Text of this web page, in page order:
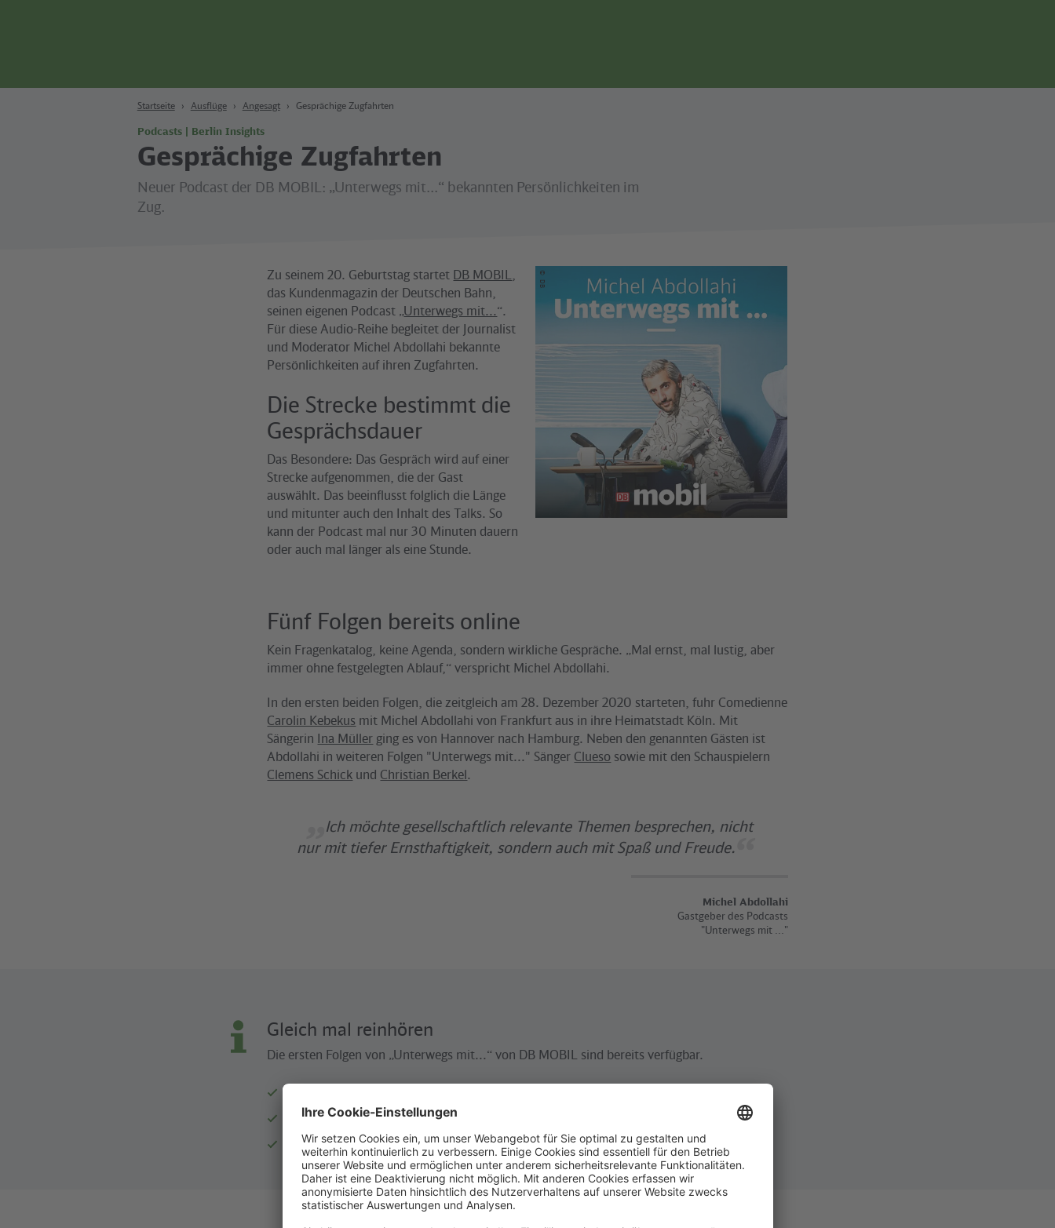
Startseite Ausflüge Angesagt Gesprächige Zugfahrten
Podcasts | Berlin Insights
Gesprächige Zugfahrten
Neuer Podcast der DB MOBIL: „Unterwegs mit...“ bekannten Persönlichkeiten im
Zug.
©
DB
Zu seinem 20. Geburtstag startet DB MOBIL
das Kundenmagazin der Deutschen Bahn,
seinen eigenen Podcast „Unterwegs mit...“.
Für diese Audio-Reihe begleitet der Journalist
und Moderator Michel Abdollahi bekannte
Persönlichkeiten auf ihren Zugfahrten.
Die Strecke bestimmt die
Gesprächsdauer
Das Besondere: Das Gespräch wird auf einer
Strecke aufgenommen, die der Gast
auswählt. Das beeinflusst folglich die Länge
und mitunter auch den Inhalt des Talks. So
kann der Podcast mal nur 30 Minuten dauern
oder auch mal länger als eine Stunde.
Fünf Folgen bereits online
Kein Fragenkatalog, keine Agenda, sondern wirkliche Gespräche. „Mal ernst, mal lustig, aber
immer ohne festgelegten Ablauf,“ verspricht Michel Abdollahi.
In den ersten beiden Folgen, die zeitgleich am 28. Dezember 2020 starteten, fuhr Comedienne
Carolin Kebekus mit Michel Abdollahi von Frankfurt aus in ihre Heimatstadt Köln. Mit
Sängerin Ina Müller ging es von Hannover nach Hamburg. Neben den genannten Gästen ist
Abdollahi in weiteren Folgen "Unterwegs mit..." Sänger Clueso sowie mit den Schauspielern
Clemens Schick und Christian Berkel.
Ich möchte gesellschaftlich relevante Themen besprechen, nicht
nur mit tiefer Ernsthaftigkeit, sondern auch mit Spaß und Freude.
Michel Abdollahi
Gastgeber des Podcasts
"Unterwegs mit ..."
Gleich mal reinhören
Die ersten Folgen von „Unterwegs mit...“ von DB MOBIL sind bereits verfügbar.
Alle 14 Tage erscheint
Der Podcast ist auf allen gängigen Plattformen zu finden.
Außerdem ist er aufAudio Nowund im ICE-Portal (nur im Zug verfügbar) abrufbar.